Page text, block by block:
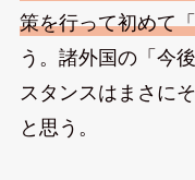
策を行って初めて
う。諸外国の「今
スタンスはまさに
と思う。